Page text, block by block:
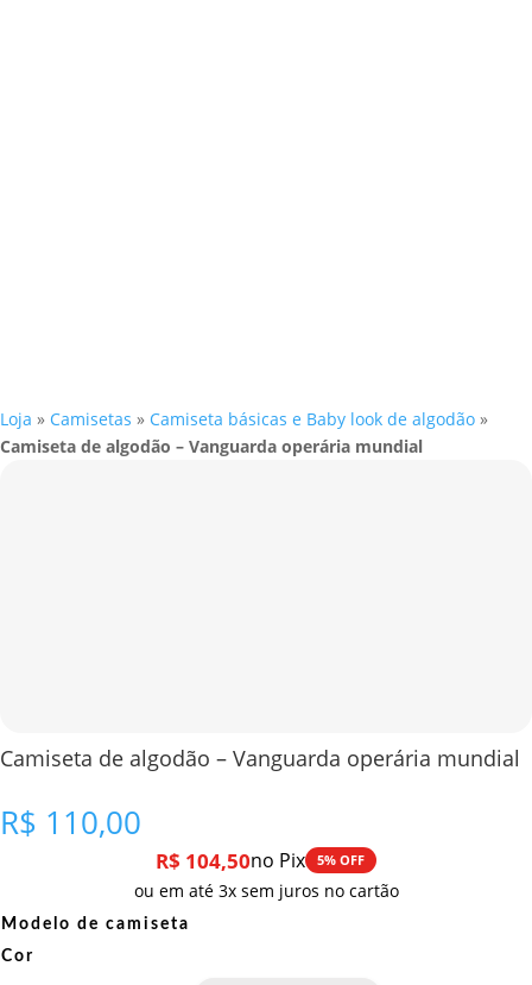
Loja » Camisetas » Camiseta básicas e Baby look de algodão »
Camiseta de algodão – Vanguarda operária mundial
Camiseta de algodão – Vanguarda operária mundial
R$ 110,00
R$ 104,50no Pix 5% OFF
ou em até 3x sem juros no cartão
Modelo de camiseta
Cor